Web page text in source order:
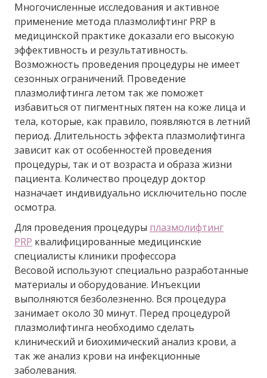
Многочисленные исследования и активное
применение метода плазмолифтинг PRP в
медицинской практике доказали его высокую
эффективность и результативность.
Возможность проведения процедуры не имеет
сезонных ограничений. Проведение
плазмолифтинга летом так же поможет
избавиться от пигментных пятен на коже лица и
тела, которые, как правило, появляются в летний
период. Длительность эффекта плазмолифтинга
зависит как от особенностей проведения
процедуры, так и от возраста и образа жизни
пациента. Количество процедур доктор
назначает индивидуально исключительно после
осмотра.
Для проведения процедуры плазмолифтинг
PRP квалифицированные медицинские
специалисты клиники профессора
Весовой используют специально разработанные
материалы и оборудование. Инъекции
выполняются безболезненно. Вся процедура
занимает около 30 минут. Перед процедурой
плазмолифтинга необходимо сделать
клинический и биохимический анализ крови, а
так же анализ крови на инфекционные
заболевания.